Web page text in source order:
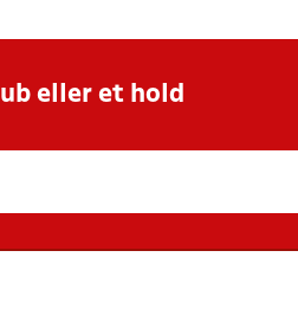
eller et hold